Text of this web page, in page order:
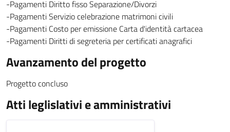
-Pagamenti Diritto fisso Separazione/Divorzi
-Pagamenti Servizio celebrazione matrimoni civili
-Pagamenti Costo per emissione Carta d'identità cartacea
-Pagamenti Diritti di segreteria per certificati anagrafici
Avanzamento del progetto
Progetto concluso
Atti leglislativi e amministrativi